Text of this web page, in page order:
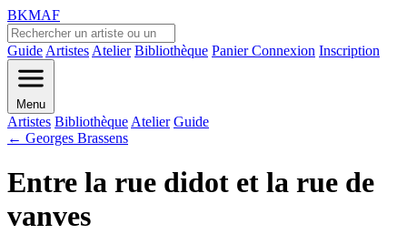
BKMAF
Guide Artistes Atelier Bibliothèque PanierConnexion Inscription
Menu
Artistes Bibliothèque Atelier Guide
← Georges Brassens
Entre la rue didot et la rue de
vanves